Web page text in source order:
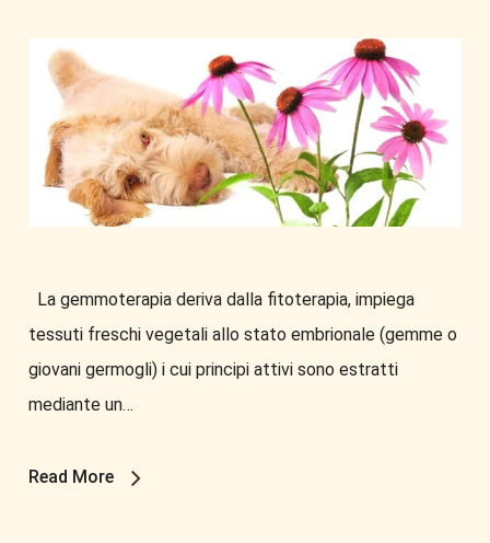
La gemmoterapia deriva dalla fitoterapia, impiega
tessuti freschi vegetali allo stato embrionale (gemme o
giovani germogli) i cui principi attivi sono estratti
mediante un…
Read More